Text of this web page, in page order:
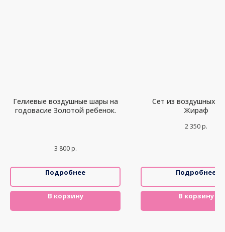
Гелиевые воздушные шары на
годовасие Золотой ребенок.
3 800 р.
Подробнее
В корзину
Сет из воздушных
Жираф
2 350 р.
Подробнее
В корзину